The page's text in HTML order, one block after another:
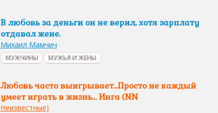
В любовь за деньги он не верил, хотя зарплату
отдавал жене.
Михаил Мамчич
МУЖЧИНЫ МУЖЬЯ И ЖЕНЫ
Любовь часто выигрывает...Просто не каждый
умеет играть в жизнь... Инга (NN
Неизвестные)